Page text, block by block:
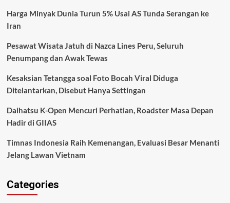
Harga Minyak Dunia Turun 5% Usai AS Tunda Serangan ke
Iran
Pesawat Wisata Jatuh di Nazca Lines Peru, Seluruh
Penumpang dan Awak Tewas
Kesaksian Tetangga soal Foto Bocah Viral Diduga
Ditelantarkan, Disebut Hanya Settingan
Daihatsu K-Open Mencuri Perhatian, Roadster Masa Depan
Hadir di GIIAS
Timnas Indonesia Raih Kemenangan, Evaluasi Besar Menanti
Jelang Lawan Vietnam
Categories